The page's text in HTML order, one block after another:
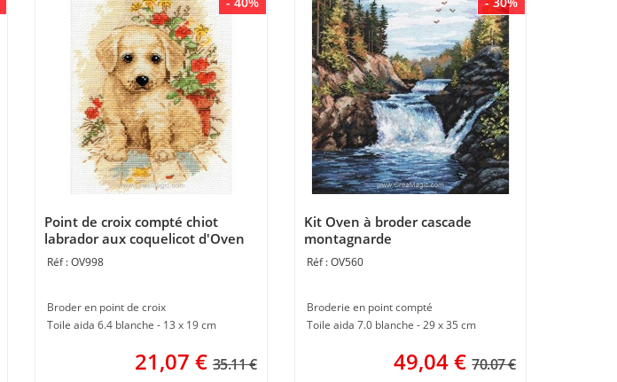
Point de croix compté chiot
labrador aux coquelicot d'Oven
OV998
Broder en point de croix
Toile aida 6.4 blanche - 13 x 19 cm
21,07 € 35.11 €
Kit Oven à broder cascade
montagnarde
OV560
Broderie en point compté
Toile aida 7.0 blanche - 29 x 35 cm
49,04€ 70.07 €